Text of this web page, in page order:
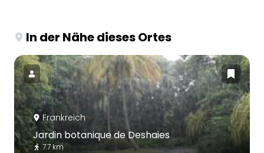
In der Nähe dieses Ortes
Frankreich
Jardin botanique de Deshaies
7.7 km